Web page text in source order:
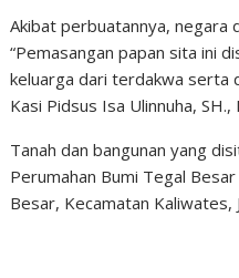
Akibat perbuatannya, negara
“Pemasangan papan sita ini
keluarga dari terdakwa serta
Kasi Pidsus Isa Ulinnuha, SH.,
Tanah dan bangunan yang
Perumahan Bumi Tegal
Besar, Kecamatan Kaliwates,